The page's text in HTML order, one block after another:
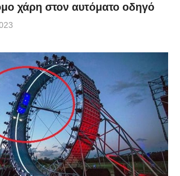
χάρη στον αυτόματο οδηγό